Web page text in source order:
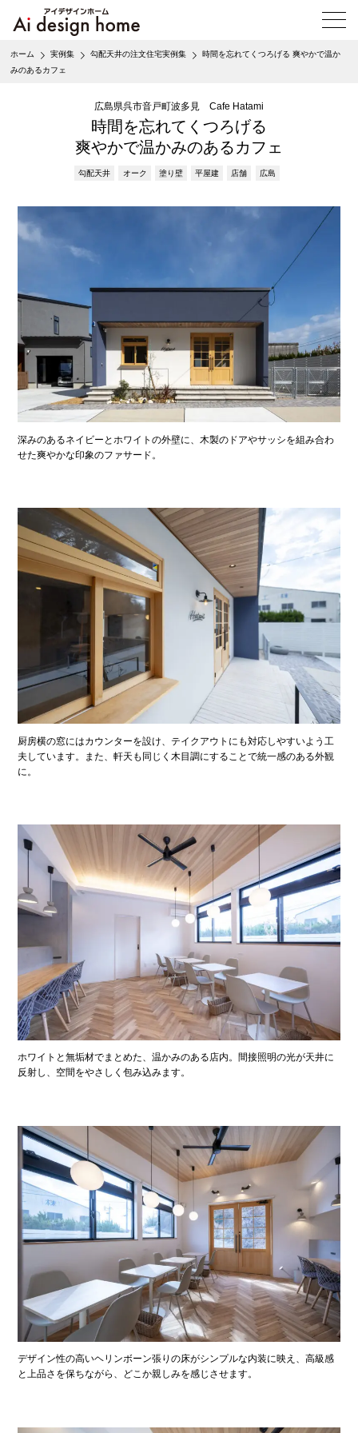
メ
ニ
ー
ホーム 実例集 勾配天井の注文住宅実例集
時間を忘れてくつろげる 爽やかで温か
みのあるカフェ
広島県呉市音戸町波多見 Cafe Hatami
時間を忘れてくつろげる
爽やかで温かみのあるカフェ
勾配天井 オーク 塗り壁 平屋建 店舗 広島
深みのあるネイビーとホワイトの外壁に、木製のドアやサッシを組み合わ
せた爽やかな印象のファサード。
厨房横の窓にはカウンターを設け、テイクアウトにも対応しやすいよう工
夫しています。また、軒天も同じく木目調にすることで統一感のある外観
に。
ホワイトと無垢材でまとめた、温かみのある店内。間接照明の光が天井に
反射し、空間をやさしく包み込みます。
デザイン性の高いヘリンボーン張りの床がシンプルな内装に映え、高級感
と上品さを保ちながら、どこか親しみを感じさせます。